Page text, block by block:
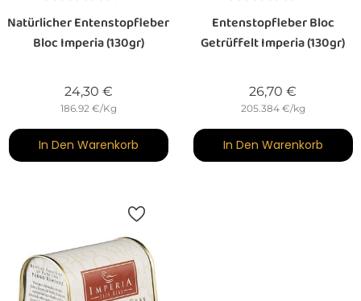
Natürlicher Entenstopfleber
Bloc Imperia (130gr)
24,30 €Preis
186.92 €/Kg
In Den Warenkorb
Entenstopfleber Bloc
Getrüffelt Imperia (130gr)
26,70 €
205.384 €/kg
In Den Warenkorb